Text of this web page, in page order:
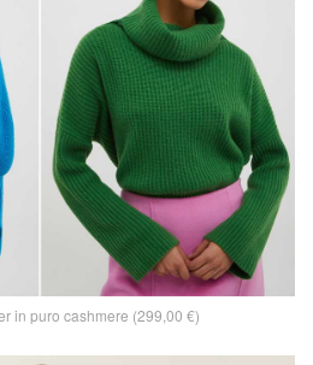
in puro cashmere (299,00 €)